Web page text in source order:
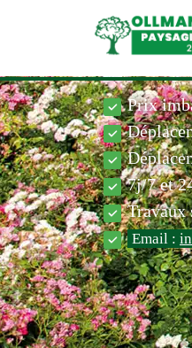
Prix
7j/7 et
Travaux
Email :